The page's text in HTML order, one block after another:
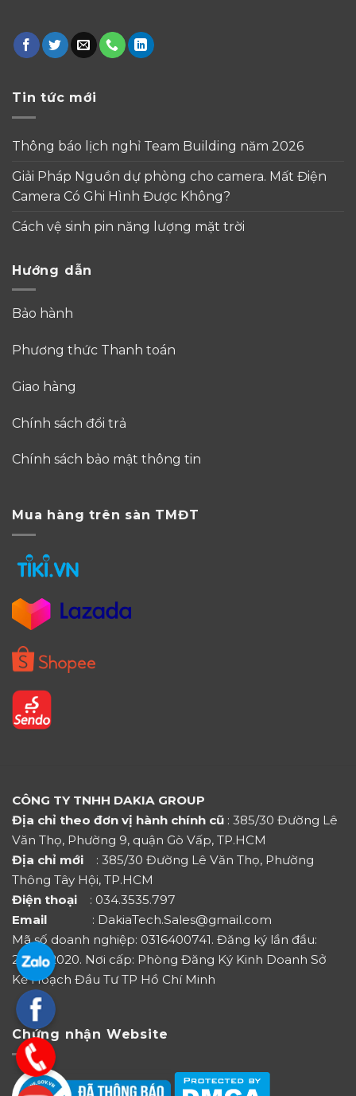
Tin tức mới
Thông báo lịch nghỉ Team Building năm 2026
Giải Pháp Nguồn dự phòng cho camera. Mất Điện
Camera Có Ghi Hình Được Không?
Cách vệ sinh pin năng lượng mặt trời
Hướng dẫn
Bảo hành
Phương thức Thanh toán
Giao hàng
Chính sách đổi trả
Chính sách bảo mật thông tin
Mua hàng trên sàn TMĐT
CÔNG TY TNHH DAKIA GROUP
Địa chỉ theo đơn vị hành chính cũ : 385/30 Đường Lê
Văn Thọ, Phường 9, quận Gò Vấp, TP.HCM
Địa chỉ mới
: 385/30 Đường Lê Văn Thọ, Phường
Thông Tây Hội, TP.HCM
Điện thoại : 034.3535.797
Email : DakiaTech.Sales@gmail.com
Mã số doanh nghiệp: 0316400741. Đăng ký lần đầu:
27/07/2020. Nơi cấp: Phòng Đăng Ký Kinh Doanh Sở
Kế Hoạch Đầu Tư TP Hồ Chí Minh
Chứng nhận Website